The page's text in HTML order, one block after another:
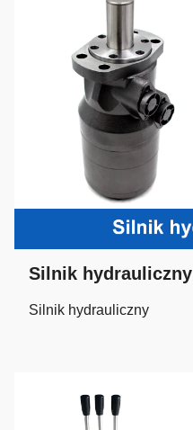
Silnik hydrauliczny
Silnik hydrauliczny